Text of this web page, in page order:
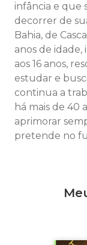
infância e que
decorrer de
Bahia, de
anos de idade,
aos 16 anos,
estudar e
continua a
há mais de 40
aprimorar
pretende no